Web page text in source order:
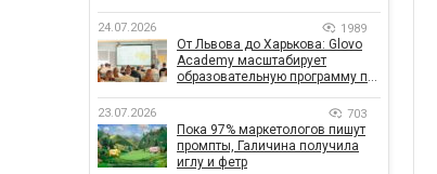
24.07.2026 1989
От Львова до Харькова: Glovo
Academy масштабирует
образовательную программу по
23.07.2026 703
Пока 97% маркетологов пишут
промпты, Галичина получила
иглу и фетр